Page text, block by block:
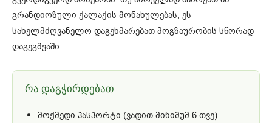
გრანდიოზული ქალაქის მონახულებას, ეს
სახელმძღვანელო დაგეხმარებათ მოგზაურობის სწორად
დაგეგმვაში.
რა დაგჭირდებათ
მოქმედი პასპორტი (ვადით მინიმუმ 6 თვე)